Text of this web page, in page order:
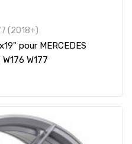
(2018+)
pour MERCEDES
W177